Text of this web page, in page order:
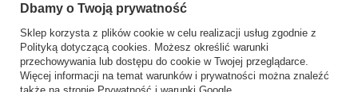
Reklamacje
Zwroty
Dbamy o Twoją prywatność
Sklep korzysta z plików cookie w celu realizacji usług zgodnie z
Polityką dotyczącą cookies. Możesz określić warunki
przechowywania lub dostępu do cookie w Twojej przeglądarce.
Więcej informacji na temat warunków i prywatności można znaleźć